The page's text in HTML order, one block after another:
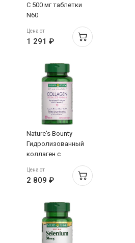
С 500 мг таблетки
N60
Цена от
1 291 ₽
Nature's Bounty
Гидролизованный
коллаген с
таблетки N90
Цена от
2 809 ₽